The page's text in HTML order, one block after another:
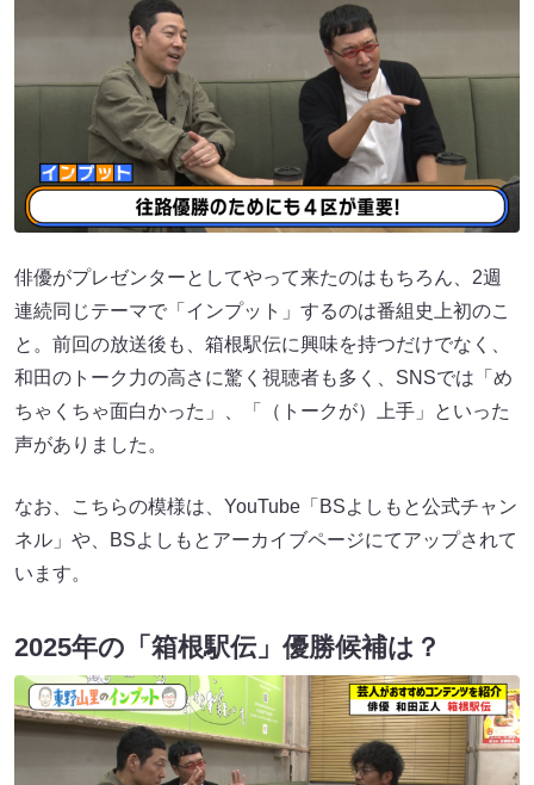
俳優がプレゼンターとしてやって来たのはもちろん、2週
連続同じテーマで「インプット」するのは番組史上初のこ
と。前回の放送後も、箱根駅伝に興味を持つだけでなく、
和田のトーク力の高さに驚く視聴者も多く、SNSでは「め
ちゃくちゃ面白かった」、「（トークが）上手」といった
声がありました。
なお、こちらの模様は、YouTube「BSよしもと公式チャン
ネル」や、BSよしもとアーカイブページにてアップされて
います。
2025年の「箱根駅伝」優勝候補は？